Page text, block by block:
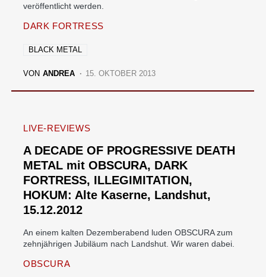
veröffentlicht werden.
DARK FORTRESS
BLACK METAL
VON ANDREA 15. OKTOBER 2013
LIVE-REVIEWS
A DECADE OF PROGRESSIVE DEATH
METAL mit OBSCURA, DARK
FORTRESS, ILLEGIMITATION,
HOKUM: Alte Kaserne, Landshut,
15.12.2012
An einem kalten Dezemberabend luden OBSCURA zum
zehnjährigen Jubiläum nach Landshut. Wir waren dabei.
OBSCURA